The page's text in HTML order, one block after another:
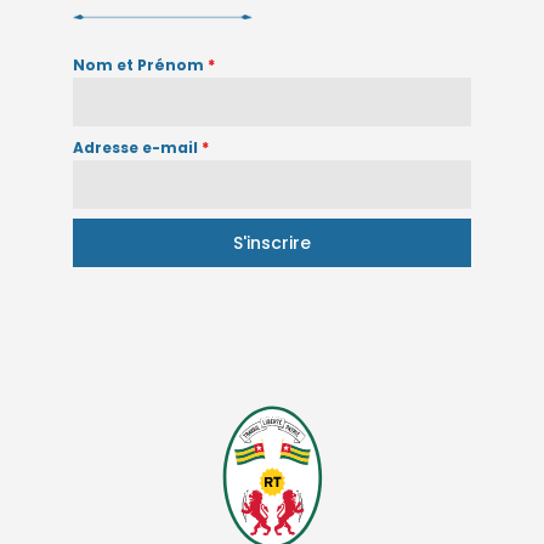
Nom et Prénom *
Adresse e-mail *
S'inscrire